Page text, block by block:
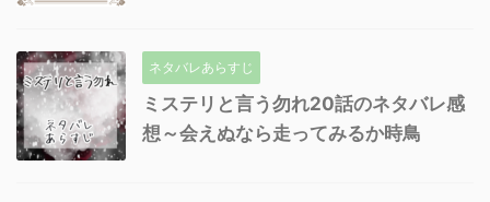
ネタバレあらすじ
ミステリと言う勿れ20話のネタバレ感
想～会えぬなら走ってみるか時鳥